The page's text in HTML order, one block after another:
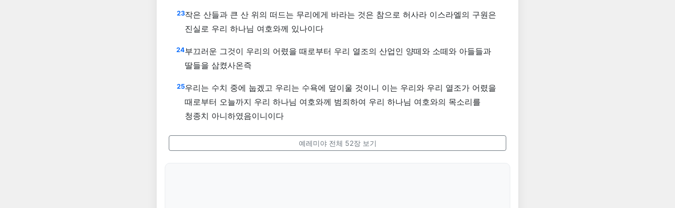
23작은 산들과 큰 산 위의 떠드는 무리에게 바라는 것은 참으로 허사라 이스라엘의 구원은
진실로 우리 하나님 여호와께 있나이다
24부끄러운 그것이 우리의 어렸을 때로부터 우리 열조의 산업인 양떼와 소떼와 아들들과
딸들을 삼켰사온즉
25우리는 수치 중에 눕겠고 우리는 수욕에 덮이울 것이니 이는 우리와 우리 열조가 어렸을
때로부터 오늘까지 우리 하나님 여호와께 범죄하여 우리 하나님 여호와의 목소리를
청종치 아니하였음이니이다
예레미야 전체 52장 보기